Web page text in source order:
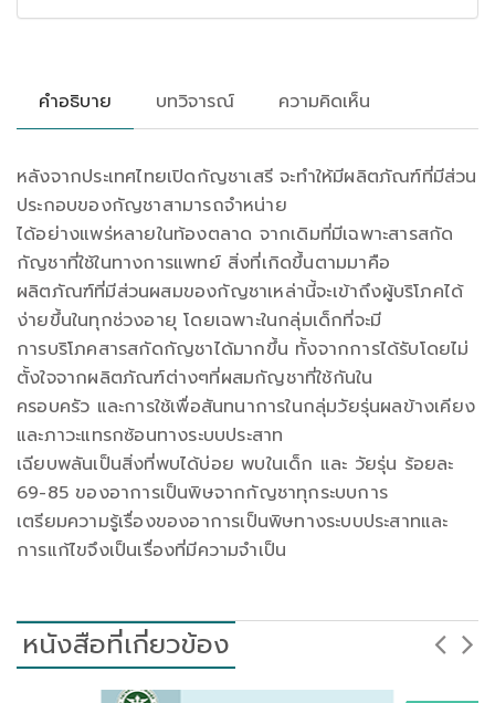
คำอธิบาย บทวิจารณ์ ความคิดเห็น
หลังจากประเทศไทยเปิดกัญชาเสรี จะทำให้มีผลิตภัณฑ์ที่มีส่วน
ประกอบของกัญชาสามารถจำหน่าย
ได้อย่างแพร่หลายในท้องตลาด จากเดิมที่มีเฉพาะสารสกัด
กัญชาที่ใช้ในทางการแพทย์ สิ่งที่เกิดขึ้นตามมาคือ
ผลิตภัณฑ์ที่มีส่วนผสมของกัญชาเหล่านี้จะเข้าถึงผู้บริโภคได้
ง่ายขึ้นในทุกช่วงอายุ โดยเฉพาะในกลุ่มเด็กที่จะมี
การบริโภคสารสกัดกัญชาได้มากขึ้น ทั้งจากการได้รับโดยไม่
ตั้งใจจากผลิตภัณฑ์ต่างๆที่ผสมกัญชาที่ใช้กันใน
ครอบครัว และการใช้เพื่อสันทนาการในกลุ่มวัยรุ่นผลข้างเคียง
และภาวะแทรกซ้อนทางระบบประสาท
เฉียบพลันเป็นสิ่งที่พบได้บ่อย พบในเด็ก และ วัยรุ่น ร้อยละ
69-85 ของอาการเป็นพิษจากกัญชาทุกระบบการ
เตรียมความรู้เรื่องของอาการเป็นพิษทางระบบประสาทและ
การแก้ไขจึงเป็นเรื่องที่มีความจำเป็น
หนังสือที่เกี่ยวข้อง